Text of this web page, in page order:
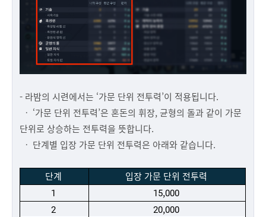
- 라밤의 시련에서는 ‘가문 단위 전투력’이 적용됩니다.
ㆍ ‘가문 단위 전투력’은 혼돈의 휘장, 균형의 돌과 같이 가문
단위로 상승하는 전투력을 뜻합니다.
ㆍ 단계별 입장 가문 단위 전투력은 아래와 같습니다.
단계
입장 가문 단위 전투력
1
15,000
2
20,000